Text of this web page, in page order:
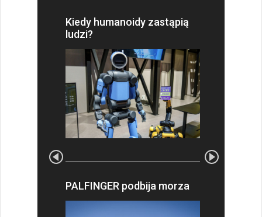
Kiedy humanoidy zastąpią
ludzi?
PALFINGER podbija morza